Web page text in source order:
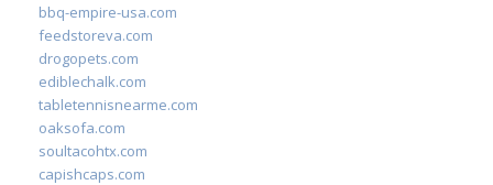
bbq-empire-usa.com
feedstoreva.com
drogopets.com
ediblechalk.com
tabletennisnearme.com
oaksofa.com
soultacohtx.com
capishcaps.com